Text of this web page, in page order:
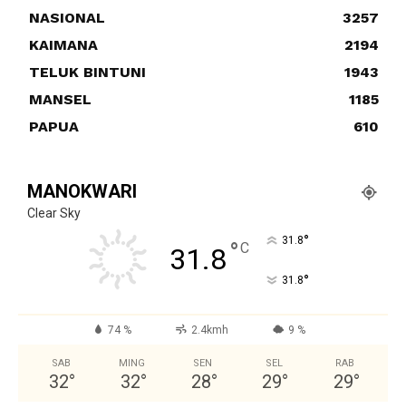
NASIONAL
3257
KAIMANA
2194
TELUK BINTUNI
1943
MANSEL
1185
PAPUA
610
MANOKWARI
Clear Sky
31.8°C 31.8°
31.8°
74 % 2.4kmh 9 %
SAB
32°
MING
32°
SEN
28°
SEL
29°
RAB
29°